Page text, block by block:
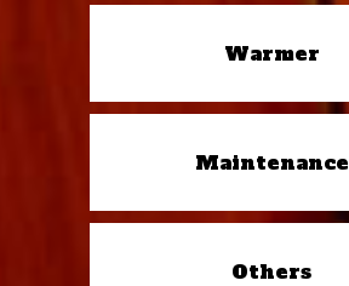
Warmer
Maintenance
Others